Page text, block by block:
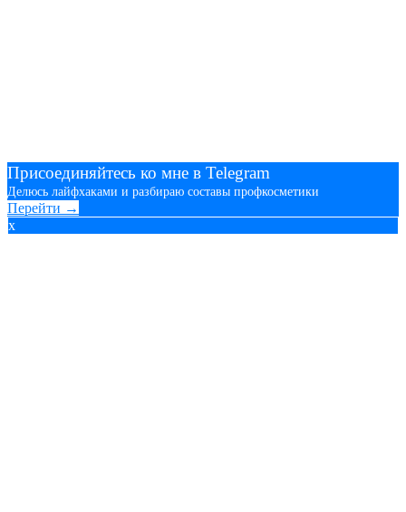
Присоединяйтесь ко мне в Telegram
Делюсь лайфхаками и разбираю составы профкосметики
Перейти →
x